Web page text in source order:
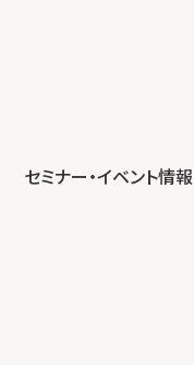
セミナー・イベント情報